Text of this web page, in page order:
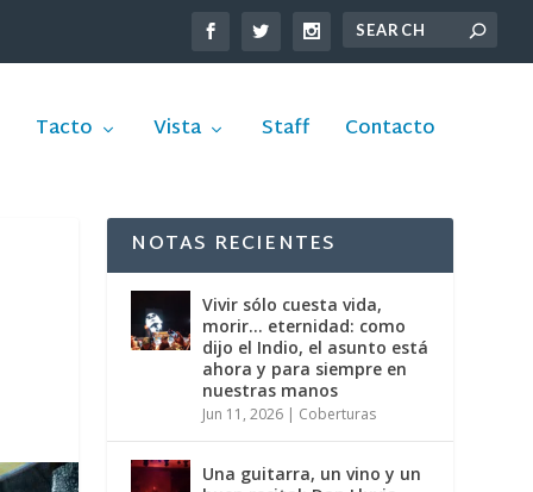
Tacto Vista Staff Contacto
NOTAS RECIENTES
Vivir sólo cuesta vida,
morir… eternidad: como
dijo el Indio, el asunto está
ahora y para siempre en
nuestras manos
Jun 11, 2026 | Coberturas
Una guitarra, un vino y un